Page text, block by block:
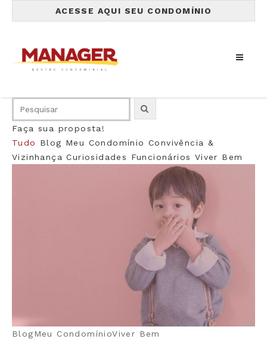
ACESSE AQUI SEU CONDOMÍNIO
Faça sua proposta!
Tudo
Blog Meu Condomínio Convivência &
Vizinhança Curiosidades Funcionários Viver Bem
BlogMeu CondomínioViver Bem